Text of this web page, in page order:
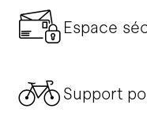
Espace
Support